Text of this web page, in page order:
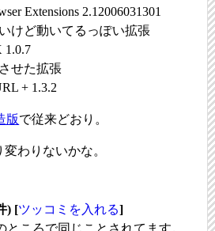
Extensions 2.12006031301
けど動いてるっぽい拡張
1.0.7
せた拡張
+ 1.3.2
版で従来どおり。
わりないかな。
) [ツッコミを入れる]
ところで同じことされてます。